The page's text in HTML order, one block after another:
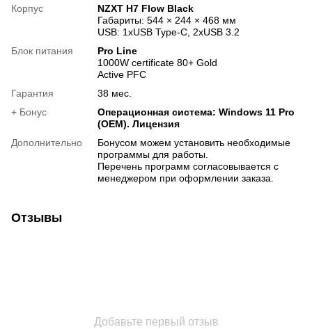
Корпус
NZXT H7 Flow Black
Габариты: 544 × 244 × 468 мм
USB: 1xUSB Type-C, 2xUSB 3.2
Блок питания
Pro Line
1000W certificate 80+ Gold
Active PFC
Гарантия
38 мес.
+ Бонус
Операционная система: Windows 11 Pro
(OEM). Лицензия
Дополнительно
Бонусом можем установить необходимые
программы для работы.
Перечень программ согласовывается с
менеджером при оформлении заказа.
Отзывы
Добавьте первый отзыв